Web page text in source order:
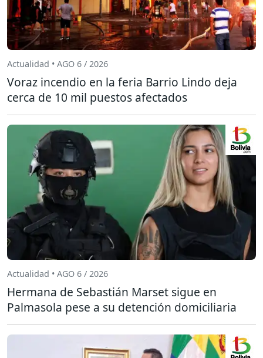
Actualidad • AGO 6 / 2026
Voraz incendio en la feria Barrio Lindo deja
cerca de 10 mil puestos afectados
Actualidad • AGO 6 / 2026
Hermana de Sebastián Marset sigue en
Palmasola pese a su detención domiciliaria